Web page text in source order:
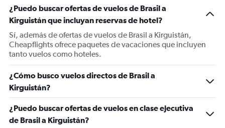
¿Puedo buscar ofertas de vuelos de Brasil a
Kirguistán que incluyan reservas de hotel?
Sí, además de ofertas de vuelos de Brasil a Kirguistán,
Cheapflights ofrece paquetes de vacaciones que incluyen
tanto vuelos como hoteles.
¿Cómo busco vuelos directos de Brasil a
Kirguistán?
¿Puedo buscar ofertas de vuelos en clase ejecutiva
de Brasil a Kirguistán?